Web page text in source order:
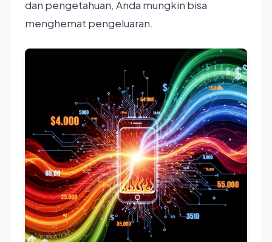
dan pengetahuan, Anda mungkin bisa
menghemat pengeluaran.